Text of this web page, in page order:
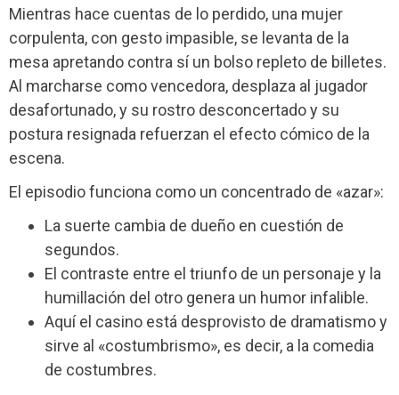
Mientras hace cuentas de lo perdido, una mujer
corpulenta, con gesto impasible, se levanta de la
mesa apretando contra sí un bolso repleto de billetes.
Al marcharse como vencedora, desplaza al jugador
desafortunado, y su rostro desconcertado y su
postura resignada refuerzan el efecto cómico de la
escena.
El episodio funciona como un concentrado de «azar»:
La suerte cambia de dueño en cuestión de
segundos.
El contraste entre el triunfo de un personaje y la
humillación del otro genera un humor infalible.
Aquí el casino está desprovisto de dramatismo y
sirve al «costumbrismo», es decir, a la comedia
de costumbres.